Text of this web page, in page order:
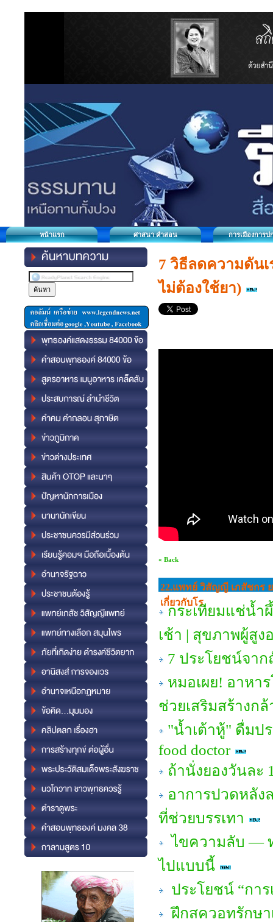
หน้าแรก ศาสนา คำสอน การเมืองการป
7 วิธีลดความดัน
ไม่ต้องใช้ยา)
« Back
22.แพทย์ วิสัญญี เภสัชกร
เกี่ยวกับโร
กระเทียมแช่น้ำ
เช้า | สุขภาพผู้สูง
7 ประโยชน์จา
หมอเผย! อาหา
ช่วยเสริมสร้างกล้
"น้ำเต้าหู้" ดื่มป
food doctor
ถ้านั่งยองวันละ
อาการปวดหลัง
ที่ช่วยบรรเทา
ไขความลับ —
ไปแบบนี้
ประโยชน์ “การ
ฝึกสควอทรักษา